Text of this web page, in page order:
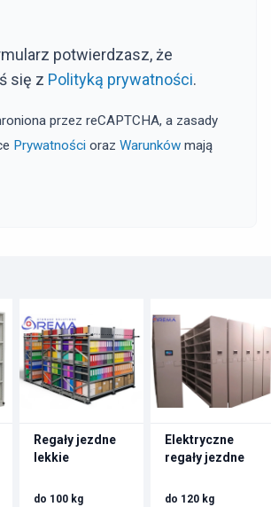
potwierdzasz, że
się z Polityką prywatności.
przez reCAPTCHA, a zasady
Prywatności oraz Warunków mają
Regały jezdne
lekkie
do 100 kg
Elektryczne
regały jezdne
do 120 kg